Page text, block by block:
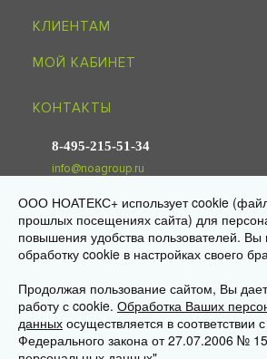
КЛИЕНТАМ
МОЙ КАБИНЕТ
КОНТАКТЫ
8-495-215-51-34
info@noagroup.ru
© 2009—2026 «НОАТЕКС+» —трикотаж
Юр. адрес: 125581, г. Москва, ул.
Склад/самовывоз: 141595, МО,
«Есипово», стр. 16А,
ООО НОАТЕКС+ использует cookie
прошлых посещениях сайта) для
повышения удобства пользователей. Вы
обработку cookie в настройках своего
Продолжая пользование сайтом, Вы
работу с cookie. Обработка Ваших
данных осуществляется в соответствии
Федерального закона от 27.07.2006 №